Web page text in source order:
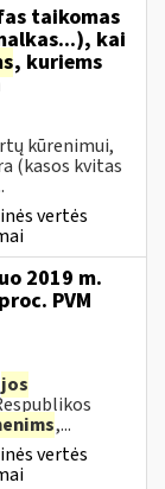
taikomas
kai
, kuriems
kūrenimui,
(kasos kvitas
vertės
2019 m.
PVM
jos
,...
vertės